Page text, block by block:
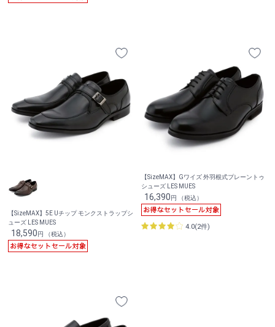
【SizeMAX】5E Uチップ モンクストラップシ
ューズ LES MUES
18,590円 （税込）
【SizeMAX】Gワイズ 外羽根式プレーントゥ
シューズ LES MUES
16,390円 （税込）
4.0(2件)